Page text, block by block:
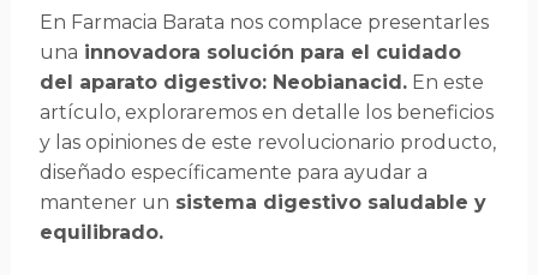
En Farmacia Barata nos complace presentarles
una innovadora solución para el cuidado
del aparato digestivo: Neobianacid.En este
artículo, exploraremos en detalle los beneficios
y las opiniones de este revolucionario producto,
diseñado específicamente para ayudar a
mantener un sistema digestivo saludable y
equilibrado.